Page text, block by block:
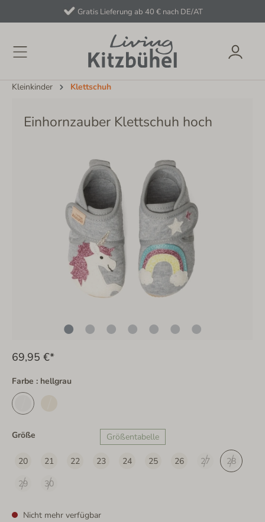
Gratis Lieferung ab 40 € nach DE/AT
Kleinkinder Klettschuh
Einhornzauber Klettschuh hoch
69,95 €*
Farbe : hellgrau
Größe Größentabelle
20 21 22 23 24 25 26 27
28
29
30
Nicht mehr verfügbar